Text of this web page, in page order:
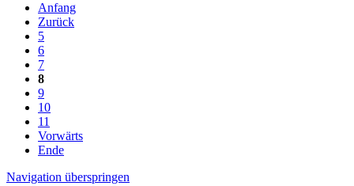
Anfang
Zurück
5
6
7
8
9
10
11
Vorwärts
Ende
Navigation überspringen